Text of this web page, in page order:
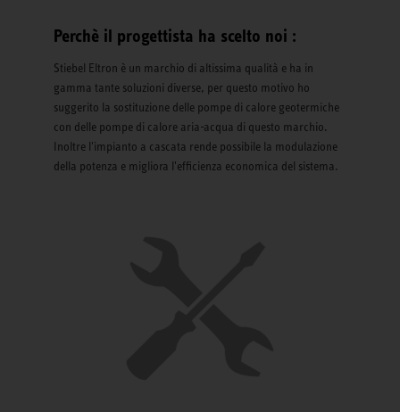
Perchè il progettista ha scelto noi :
Stiebel Eltron è un marchio di altissima qualità e ha in
gamma tante soluzioni diverse, per questo motivo ho
suggerito la sostituzione delle pompe di calore geotermiche
con delle pompe di calore aria-acqua di questo marchio.
Inoltre l'impianto a cascata rende possibile la modulazione
della potenza e migliora l'efficienza economica del sistema.